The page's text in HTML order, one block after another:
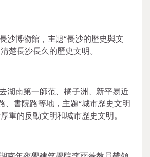
沙博物館，主題“長沙的歷史與文
楚長沙長久的歷史文明。
湖南第一師范、橘子洲、新平易近
、書院路等地，主題“城市歷史文明
重的反動文明和城市歷史文明。